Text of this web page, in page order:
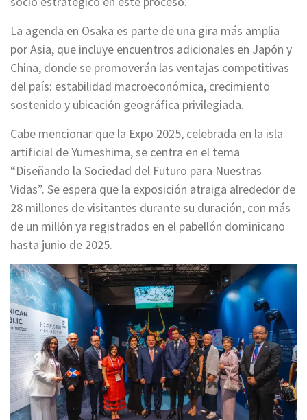
La agenda en Osaka es parte de una gira más amplia
por Asia, que incluye encuentros adicionales en Japón y
China, donde se promoverán las ventajas competitivas
del país: estabilidad macroeconómica, crecimiento
sostenido y ubicación geográfica privilegiada.
Cabe mencionar que la Expo 2025, celebrada en la isla
artificial de Yumeshima, se centra en el tema
“Diseñando la Sociedad del Futuro para Nuestras
Vidas”. Se espera que la exposición atraiga alrededor de
28 millones de visitantes durante su duración, con más
de un millón ya registrados en el pabellón dominicano
hasta junio de 2025.